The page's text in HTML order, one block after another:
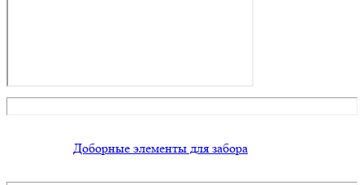
Доборные элементы для забора